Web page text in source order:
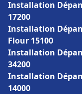
Installation
17200
Installation
Flour 15100
Installation
34200
Installation
14000